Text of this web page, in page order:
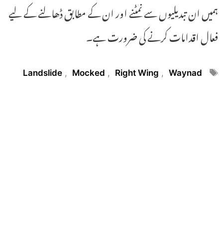
ہمیں ان تبدیلیوں سے نمٹنے اور ان کے مطابق ڈھالنے کے لیے
فعال اقدامات کرنے کی ضرورت ہے۔
Tags
Landslide , Mocked , Right Wing , Waynad